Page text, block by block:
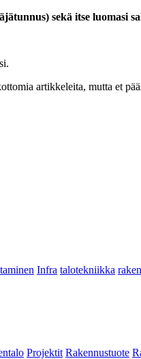
sekä itse luomasi
artikkeleita, mutta et
Infra talotekniikka
Projektit Rakennustuote